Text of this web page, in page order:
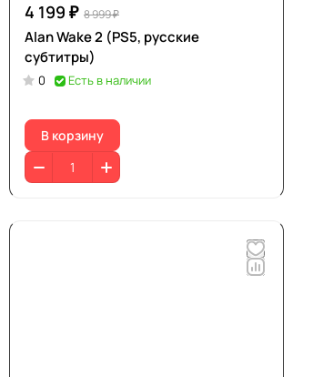
4 199 ₽ 8 999 ₽
Alan Wake 2 (PS5, русские
субтитры)
0 Есть в наличии
В корзину